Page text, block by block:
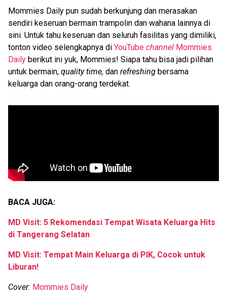
Mommies Daily pun sudah berkunjung dan merasakan
sendiri keseruan bermain trampolin dan wahana lainnya di
sini. Untuk tahu keseruan dan seluruh fasilitas yang dimiliki,
tonton video selengkapnya di YouTube channel Mommies
Daily berikut ini yuk, Mommies! Siapa tahu bisa jadi pilihan
untuk bermain, quality time, dan refreshing bersama
keluarga dan orang-orang terdekat.
BACA JUGA:
MD Visit: 5 Rekomendasi Tempat Wisata Keluarga Hits
di Tangerang Selatan
MD Visit: Tempat Main Keluarga di PIK, Cocok untuk
Liburan!
Cover: Mommies Daily